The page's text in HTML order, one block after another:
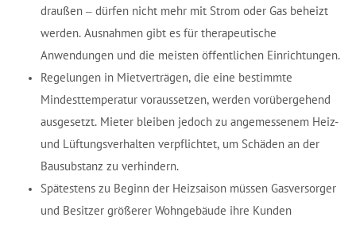
draußen – dürfen nicht mehr mit Strom oder Gas beheizt
werden. Ausnahmen gibt es für therapeutische
Anwendungen und die meisten öffentlichen Einrichtungen.
Regelungen in Mietverträgen, die eine bestimmte
Mindesttemperatur voraussetzen, werden vorübergehend
ausgesetzt. Mieter bleiben jedoch zu angemessenem Heiz-
und Lüftungsverhalten verpflichtet, um Schäden an der
Bausubstanz zu verhindern.
Spätestens zu Beginn der Heizsaison müssen Gasversorger
und Besitzer größerer Wohngebäude ihre Kunden